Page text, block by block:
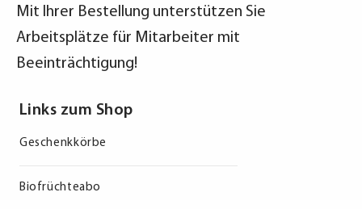
Mit Ihrer Bestellung unterstützen Sie
Arbeitsplätze für Mitarbeiter mit
Beeinträchtigung!
Links zum Shop
Geschenkkörbe
Biofrüchteabo